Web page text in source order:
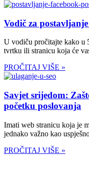
Vodič za
U vodiču pročitajte kako u
tvrtku ili stranicu koja će
PROČITAJ VIŠE »
Savjet srijedom:
početku poslovanja
Imati web stranicu koja je
jednako važno kao
PROČITAJ VIŠE »